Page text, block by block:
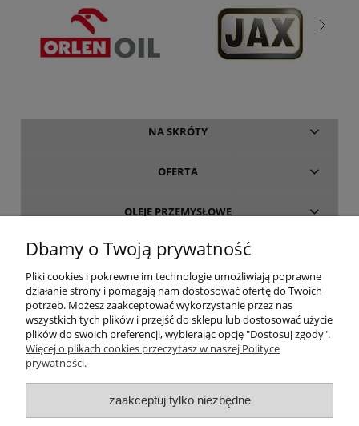
NA SKRÓTY
OFERTA
OLEJE PRZEMYSŁOWE
INFORMACJE
O FIRMIE
| Platforma zakupowa środków smarnych firmy ALVESTA |
Oleje przemysłowe | Smary dla przemysłu spożywczego | Olej do sprężarek
Dbamy o Twoją prywatność
Pliki cookies i pokrewne im technologie umożliwiają poprawne
działanie strony i pomagają nam dostosować ofertę do Twoich
potrzeb. Możesz zaakceptować wykorzystanie przez nas
wszystkich tych plików i przejść do sklepu lub dostosować użycie
plików do swoich preferencji, wybierając opcję "Dostosuj zgody".
Więcej o plikach cookies przeczytasz w naszej Polityce
prywatności.
zaakceptuj tylko niezbędne